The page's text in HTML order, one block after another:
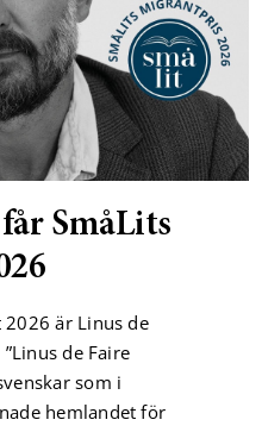
SmåLits
2026 är Linus de
de Faire
som i
hemlandet för